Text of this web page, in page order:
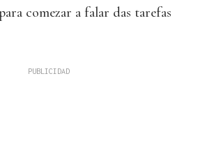
comezar a falar das tarefas